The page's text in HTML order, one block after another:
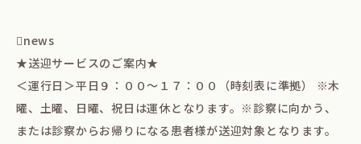
news
★送迎サービスのご案内★
＜運行日＞平日９：００～１７：００（時刻表に準拠） ※木
曜、土曜、日曜、祝日は運休となります。※診察に向かう、
または診察からお帰りになる患者様が送迎対象となります。